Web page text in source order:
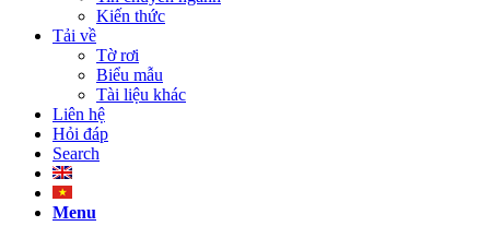
Kiến thức
Tải về
Tờ rơi
Biểu mẫu
Tài liệu khác
Liên hệ
Hỏi đáp
Search
Menu